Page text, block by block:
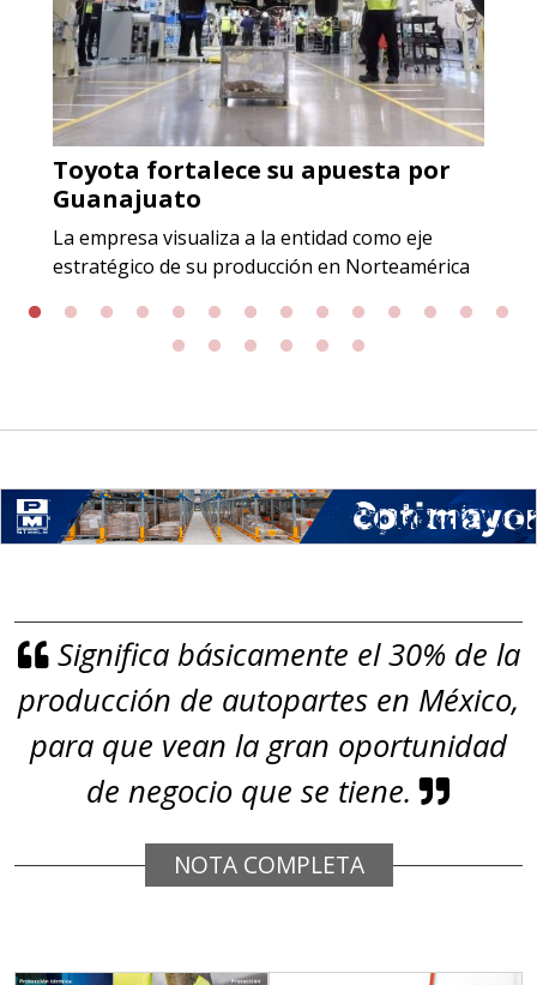
Aplicar al Requerimiento
Empresa en Jalisco
Requiere:
ACERO INOXIDABLE
Especificaciones:
Incluyendo grado 304. Requisitos:
Empresa en Jalisco
GRAFITO LAMINADO EN
ROLLO
Especificaciones:
Requisitos: Garantizar composición
química y origen adecuados
(especialmente para grafito) y
gestión ambiental.
Toyota fortalece su apuesta por
Guanajuato
La empresa visualiza a la entidad como eje
estratégico de su producción en Norteamérica
Significa básicamente el 30% de la
producción de autopartes en México,
para que vean la gran oportunidad
de negocio que se tiene.
NOTA COMPLETA